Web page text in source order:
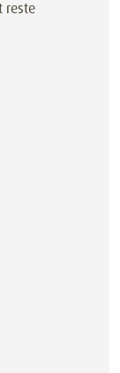
reste